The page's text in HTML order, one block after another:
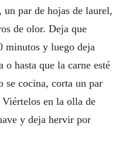
un par de hojas de laurel,
de olor. Deja que
minutos y luego deja
hasta que la carne esté
se cocina, corta un par
Viértelos en la olla de
y deja hervir por